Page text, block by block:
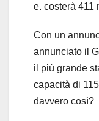
e. costerà 411
Con un
annunciato il
il più grande
capacità di
davvero così?